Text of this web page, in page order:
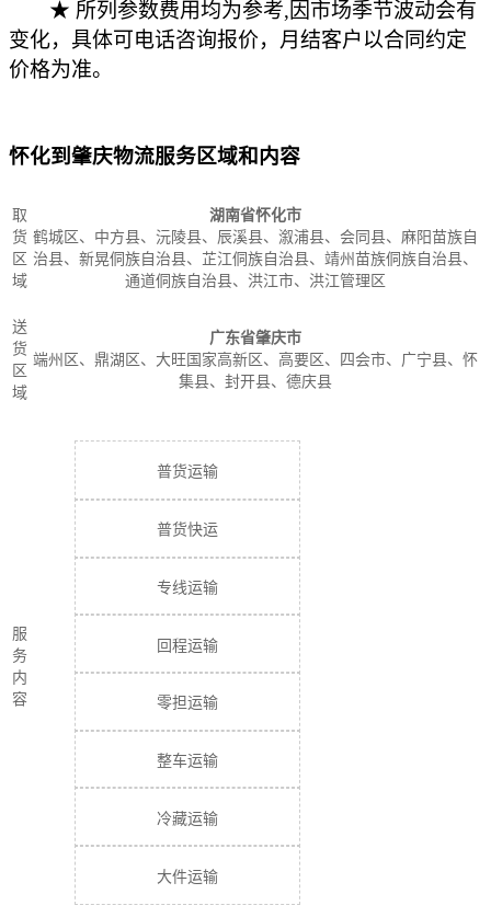
★ 所列参数费用均为参考,因市场季节波动会有
变化，具体可电话咨询报价，月结客户以合同约定
价格为准。
怀化到肇庆物流服务区域和内容
取
货
区
域
湖南省怀化市
鹤城区、中方县、沅陵县、辰溪县、溆浦县、会同县、麻阳苗族自
治县、新晃侗族自治县、芷江侗族自治县、靖州苗族侗族自治县、
通道侗族自治县、洪江市、洪江管理区
送
货
区
域
广东省肇庆市
端州区、鼎湖区、大旺国家高新区、高要区、四会市、广宁县、怀
集县、封开县、德庆县
服
务
内
容
普货运输
普货快运
专线运输
回程运输
零担运输
整车运输
冷藏运输
大件运输